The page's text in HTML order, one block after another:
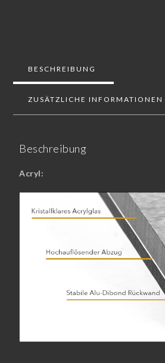
BESCHREIBUNG
ZUSÄTZLICHE INFORMATIONEN
Beschreibung
Acryl: